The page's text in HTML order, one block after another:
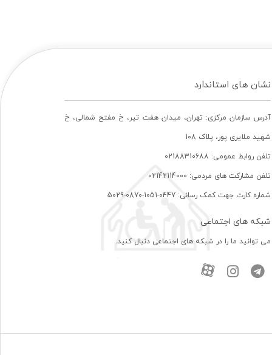
نشان های استاندارد
آدرس سازمان مرکزی: تهران، ميدان هفت تير، خ مفتح شمالی، خ
شهيد ملايری پور، پلاک 108
تلفن روابط عمومی: 02188310688
تلفن مشارکت های مردمی: 02142114000
شماره کارت جهت کمک رسانی: 0447-1051-0870-5029
شبکه های اجتماعی
می توانید ما را در شبکه های اجتماعی دنبال کنید.